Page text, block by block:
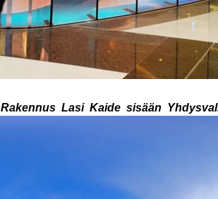
Rakennus LasiKaide sisään